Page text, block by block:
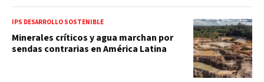
IPS DESARROLLO SOSTENIBLE
Minerales críticos y agua marchan por
sendas contrarias en América Latina